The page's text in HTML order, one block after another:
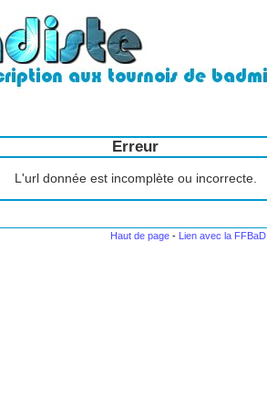
Erreur
L'url donnée est incomplète ou incorrecte.
Haut de page - Lien avec la FFBaD